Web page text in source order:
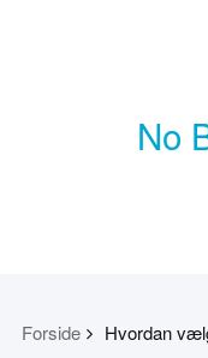
No
Forside Hvordan